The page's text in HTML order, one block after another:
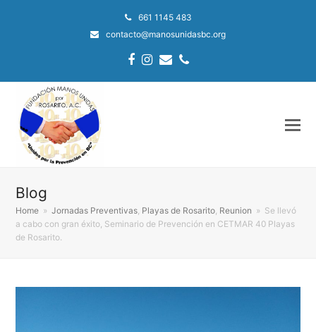
661 1145 483
contacto@manosunidasbc.org
Facebook
Instagram
EmailPhone
Blog
Home » Jornadas Preventivas, Playas de Rosarito, Reunion » Se llevó
a cabo con gran éxito, Seminario de Prevención en CETMAR 40 Playas
de Rosarito.